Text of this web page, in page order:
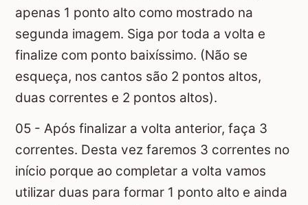
apenas 1 ponto alto como mostrado na
segunda imagem. Siga por toda a volta e
finalize com ponto baixíssimo. (Não se
esqueça, nos cantos são 2 pontos altos,
duas correntes e 2 pontos altos).
05 - Após finalizar a volta anterior, faça 3
correntes. Desta vez faremos 3 correntes no
início porque ao completar a volta vamos
utilizar duas para formar 1 ponto alto e ainda